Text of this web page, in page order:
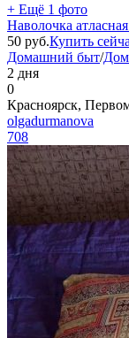
+ Ещё 1 фото
Наволочка
50 руб.Купить
Домашний быт/
2 дня
0
Красноярск,
olgadurmanova
708